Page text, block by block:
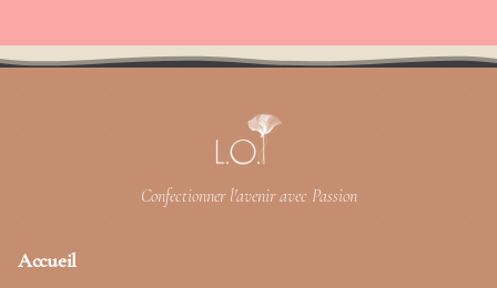
Confectionner l'avenir avec Passion
Accueil